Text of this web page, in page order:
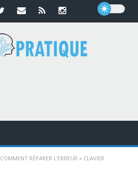
COMMENT RÉPARER L’ERREUR « CLAVIER